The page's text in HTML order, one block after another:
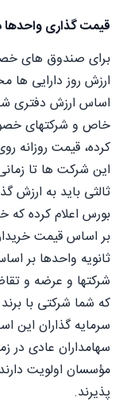
قیمت گذاری واحدها
برای صندوق های
ارزش روز دارایی ها
اساس ارزش دفتری
خاص و شرکتهای
کرده، قیمت روزانه
این شرکت ها تا
ثالثی باید به ارزش
بورس اعلام کرده که
بر اساس قیمت
ثانویه واحدها بر
شرکتها و عرضه و
که شما شرکتی با
سرمایه گذاران
سهامداران عادی در
مؤسسان اولویت
پذیرند.